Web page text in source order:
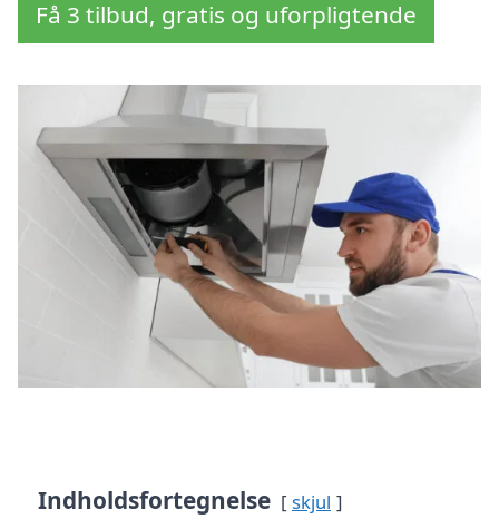
Få 3 tilbud, gratis og uforpligtende
Indholdsfortegnelse skjul